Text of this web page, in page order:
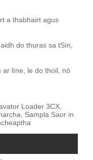
a thabhairt agus
do thuras sa tSín,
ar líne, le do thoil, nó
Loader 3CX,
Sampla Saor in